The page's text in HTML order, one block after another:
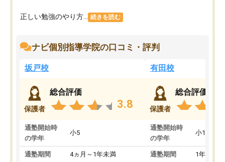
正しい勉強のやり方... 続きを読む
ナビ個別指導学院の口コミ・評判
坂戸校
保護者
総合評価
3.8
通塾開始時
の学年
小5
通塾期間 4ヵ月～1年未満
有田校
保護者
総合評価
通塾開始時
の学年
小1
通塾期間 1年以上